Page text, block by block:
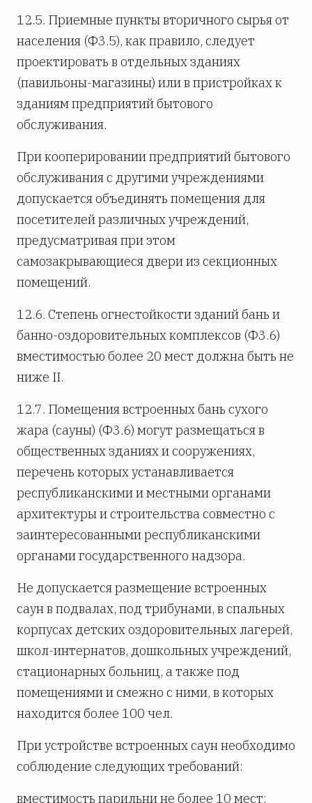
12.5. Приемные пункты вторичного сырья от
населения (Ф3.5), как правило, следует
проектировать в отдельных зданиях
(павильоны-магазины) или в пристройках к
зданиям предприятий бытового
обслуживания.
При кооперировании предприятий бытового
обслуживания с другими учреждениями
допускается объединять помещения для
посетителей различных учреждений,
предусматривая при этом
самозакрывающиеся двери из секционных
помещений.
12.6. Степень огнестойкости зданий бань и
банно-оздоровительных комплексов (Ф3.6)
вместимостью более 20 мест должна быть не
ниже II.
12.7. Помещения встроенных бань сухого
жара (сауны) (Ф3.6) могут размещаться в
общественных зданиях и сооружениях,
перечень которых устанавливается
республиканскими и местными органами
архитектуры и строительства совместно с
заинтересованными республиканскими
органами государственного надзора.
Не допускается размещение встроенных
саун в подвалах, под трибунами, в спальных
корпусах детских оздоровительных лагерей,
школ-интернатов, дошкольных учреждений,
стационарных больниц, а также под
помещениями и смежно с ними, в которых
находится более 100 чел.
При устройстве встроенных саун необходимо
соблюдение следующих требований:
вместимость парильни не более 10 мест;